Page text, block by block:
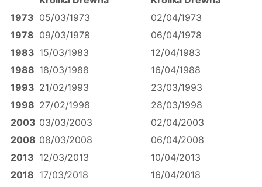
1973 05/03/1973
02/04/1973
1978 09/03/1978
06/04/1978
1983 15/03/1983
12/04/1983
1988 18/03/1988
16/04/1988
1993 21/02/1993
23/03/1993
1998 27/02/1998
28/03/1998
2003 03/03/2003
02/04/2003
2008 08/03/2008
06/04/2008
2013 12/03/2013
10/04/2013
2018 17/03/2018 16/04/2018